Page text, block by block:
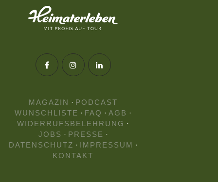
MAGAZIN · PODCAST
WUNSCHLISTE · FAQ · AGB ·
WIDERRUFSBELEHRUNG ·
JOBS · PRESSE ·
DATENSCHUTZ · IMPRESSUM ·
KONTAKT